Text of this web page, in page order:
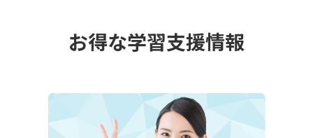
お得な学習支援情報